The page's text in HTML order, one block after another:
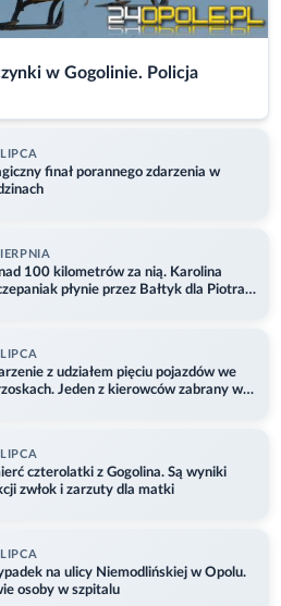
w Gogolinie. Policja
finał porannego zdarzenia w
100 kilometrów za nią. Karolina
płynie przez Bałtyk dla Piotra.
z udziałem pięciu pojazdów we
Jeden z kierowców zabrany w
czterolatki z Gogolina. Są wyniki
zwłok i zarzuty dla matki
na ulicy Niemodlińskiej w Opolu.
osoby w szpitalu